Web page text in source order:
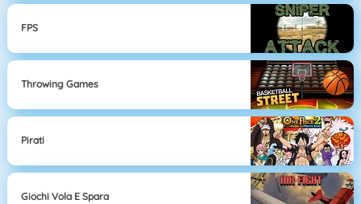
FPS
Throwing Games
Pirati
Giochi Vola E Spara